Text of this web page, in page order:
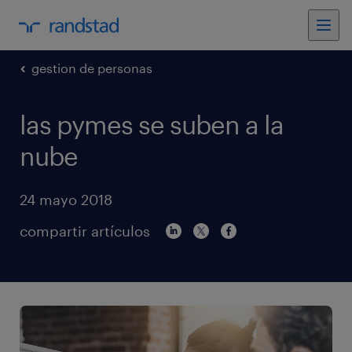
gestion de personas
las pymes se suben a la
nube
24 mayo 2018
compartir artículos